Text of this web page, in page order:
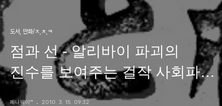
도서, 만화/ㅈ,ㅊ,ㅋ
점과 선 - 알리바이 파괴의
진수를 보여주는 걸작 사회파
추리소설
페니웨이™ 2010. 3. 15. 09:32